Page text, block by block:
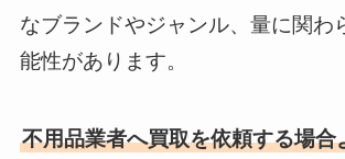
なブランドやジャンル、量に関わ
能性があります。
不用品業者へ買取を依頼する場合